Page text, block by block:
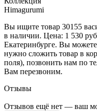
Himagurumi
Вы ищите товар 30155
в наличии. Цена: 1 530
Екатеринбурге. Вы можете
нужно сложить товар в
поля), позвонить нам по
Вам перезвоним.
Отзывы
Отзывов ещё нет — ваш